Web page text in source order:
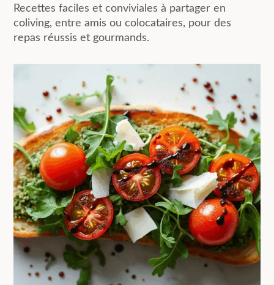
Recettes faciles et conviviales à partager en
coliving, entre amis ou colocataires, pour des
repas réussis et gourmands.